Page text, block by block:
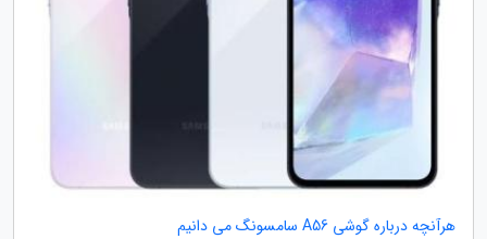
هرآنچه درباره گوشی A56 سامسونگ می دانیم